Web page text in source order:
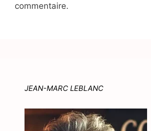
commentaire.
JEAN-MARC LEBLANC